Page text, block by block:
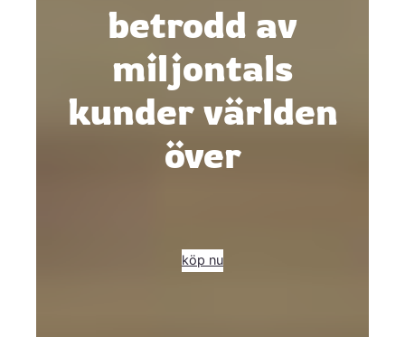
betrodd av
miljontals
kunder världen
över
köp nu